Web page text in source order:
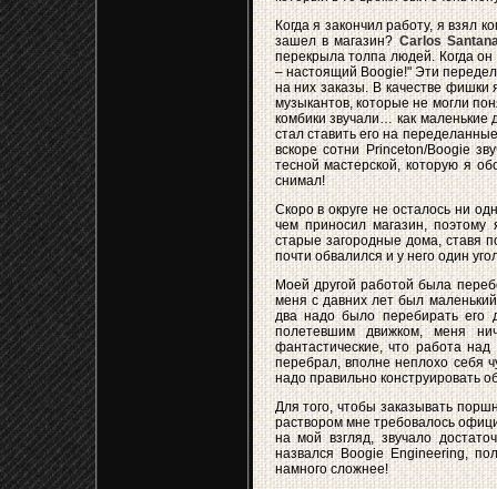
Когда я закончил работу, я взял
зашел в магазин?Carlos
перекрыла толпа людей. Когда он
– настоящий Boogie!" Эти
на них заказы. В качестве
музыкантов, которые не могли
комбики звучали… как маленькие
стал ставить его на
вскоре сотни Princeton/Boogie
тесной мастерской, которую я
снимал!
Скоро в округе не осталось ни
чем приносил магазин,
старые загородные дома, ставя
почти обвалился и у него один
Моей другой работой была
меня с давних лет был
два надо было перебирать его
полетевшим движком, меня
фантастические, что работа
перебрал, вполне неплохо себя
надо правильноконструировать
Для того, чтобы заказывать
раствором мне требовалось
на мой взгляд, звучало
назвался Boogie Engineering,
намного сложнее!